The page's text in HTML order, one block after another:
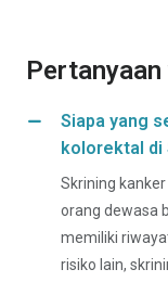
Siapa yang
kolorektal di
Skrining
orang dewasa
memiliki
risiko lain,